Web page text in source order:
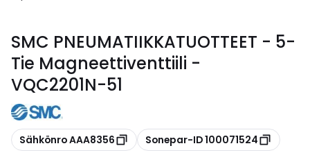
SMC PNEUMATIIKKATUOTTEET - 5-
Tie Magneettiventtiili -
VQC2201N-51
Kopioi
Sähkönro AAA8356 Kopioi
Sonepar-ID 100071524